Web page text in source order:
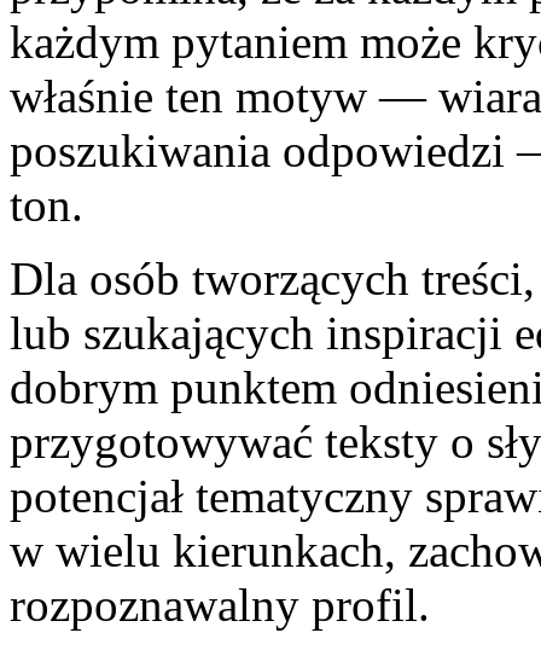
każdym pytaniem może
właśnie ten motyw —
poszukiwania odpowiedzi
ton.
Dla osób tworzących
lub szukających inspiracji
dobrym punktem
przygotowywać teksty o
potencjał tematyczny
w wielu kierunkach,
rozpoznawalny profil.